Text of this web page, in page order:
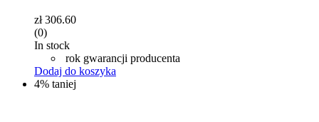
zł306.60
(0)
In stock
rok gwarancji producenta
Dodaj do koszyka
4% taniej